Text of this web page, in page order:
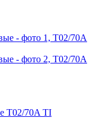
T02/70A TI